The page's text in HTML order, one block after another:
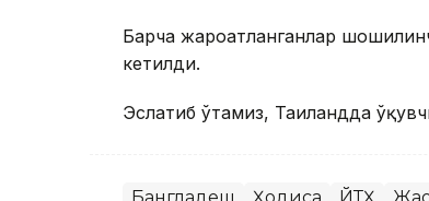
Барча жароҳатланганлар
кетилди.
Эслатиб ўтамиз, Таиландда
Бангладеш Ҳодиса ЙТҲ